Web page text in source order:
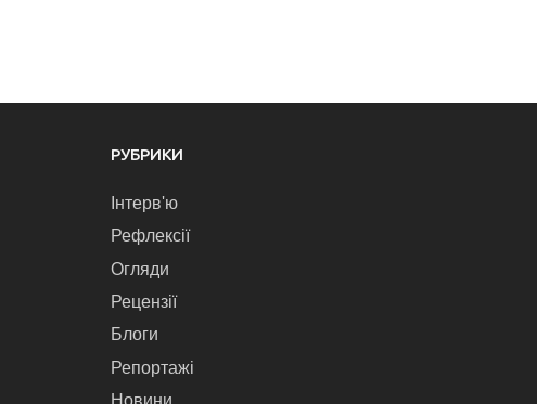
РУБРИКИ
Інтерв'ю
Рефлексії
Огляди
Рецензії
Блоги
Репортажі
Новини